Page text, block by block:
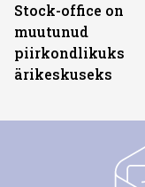
Stock-office on
muutunud
piirkondlikuks
ärikeskuseks